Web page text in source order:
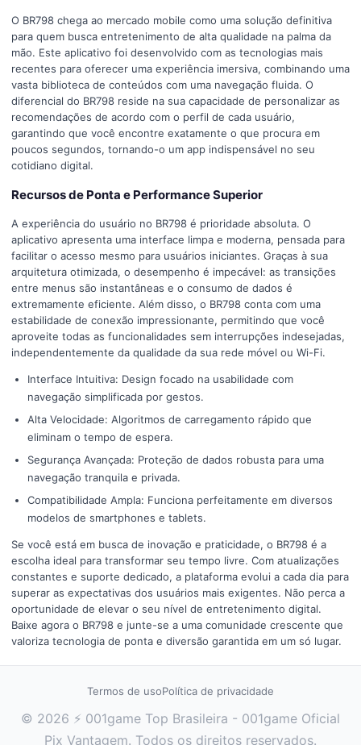
O BR798 chega ao mercado mobile como uma solução definitiva
para quem busca entretenimento de alta qualidade na palma da
mão. Este aplicativo foi desenvolvido com as tecnologias mais
recentes para oferecer uma experiência imersiva, combinando uma
vasta biblioteca de conteúdos com uma navegação fluida. O
diferencial do BR798 reside na sua capacidade de personalizar as
recomendações de acordo com o perfil de cada usuário,
garantindo que você encontre exatamente o que procura em
poucos segundos, tornando-o um app indispensável no seu
cotidiano digital.
Recursos de Ponta e Performance Superior
A experiência do usuário no BR798 é prioridade absoluta. O
aplicativo apresenta uma interface limpa e moderna, pensada para
facilitar o acesso mesmo para usuários iniciantes. Graças à sua
arquitetura otimizada, o desempenho é impecável: as transições
entre menus são instantâneas e o consumo de dados é
extremamente eficiente. Além disso, o BR798 conta com uma
estabilidade de conexão impressionante, permitindo que você
aproveite todas as funcionalidades sem interrupções indesejadas,
independentemente da qualidade da sua rede móvel ou Wi-Fi.
Interface Intuitiva: Design focado na usabilidade com
navegação simplificada por gestos.
Alta Velocidade: Algoritmos de carregamento rápido que
eliminam o tempo de espera.
Segurança Avançada: Proteção de dados robusta para uma
navegação tranquila e privada.
Compatibilidade Ampla: Funciona perfeitamente em diversos
modelos de smartphones e tablets.
Se você está em busca de inovação e praticidade, o BR798 é a
escolha ideal para transformar seu tempo livre. Com atualizações
constantes e suporte dedicado, a plataforma evolui a cada dia para
superar as expectativas dos usuários mais exigentes. Não perca a
oportunidade de elevar o seu nível de entretenimento digital.
Baixe agora o BR798 e junte-se a uma comunidade crescente que
valoriza tecnologia de ponta e diversão garantida em um só lugar.
Termos de usoPolítica de privacidade
© 2026 ⚡ 001game Top Brasileira - 001game Oficial
Pix Vantagem. Todos os direitos reservados.